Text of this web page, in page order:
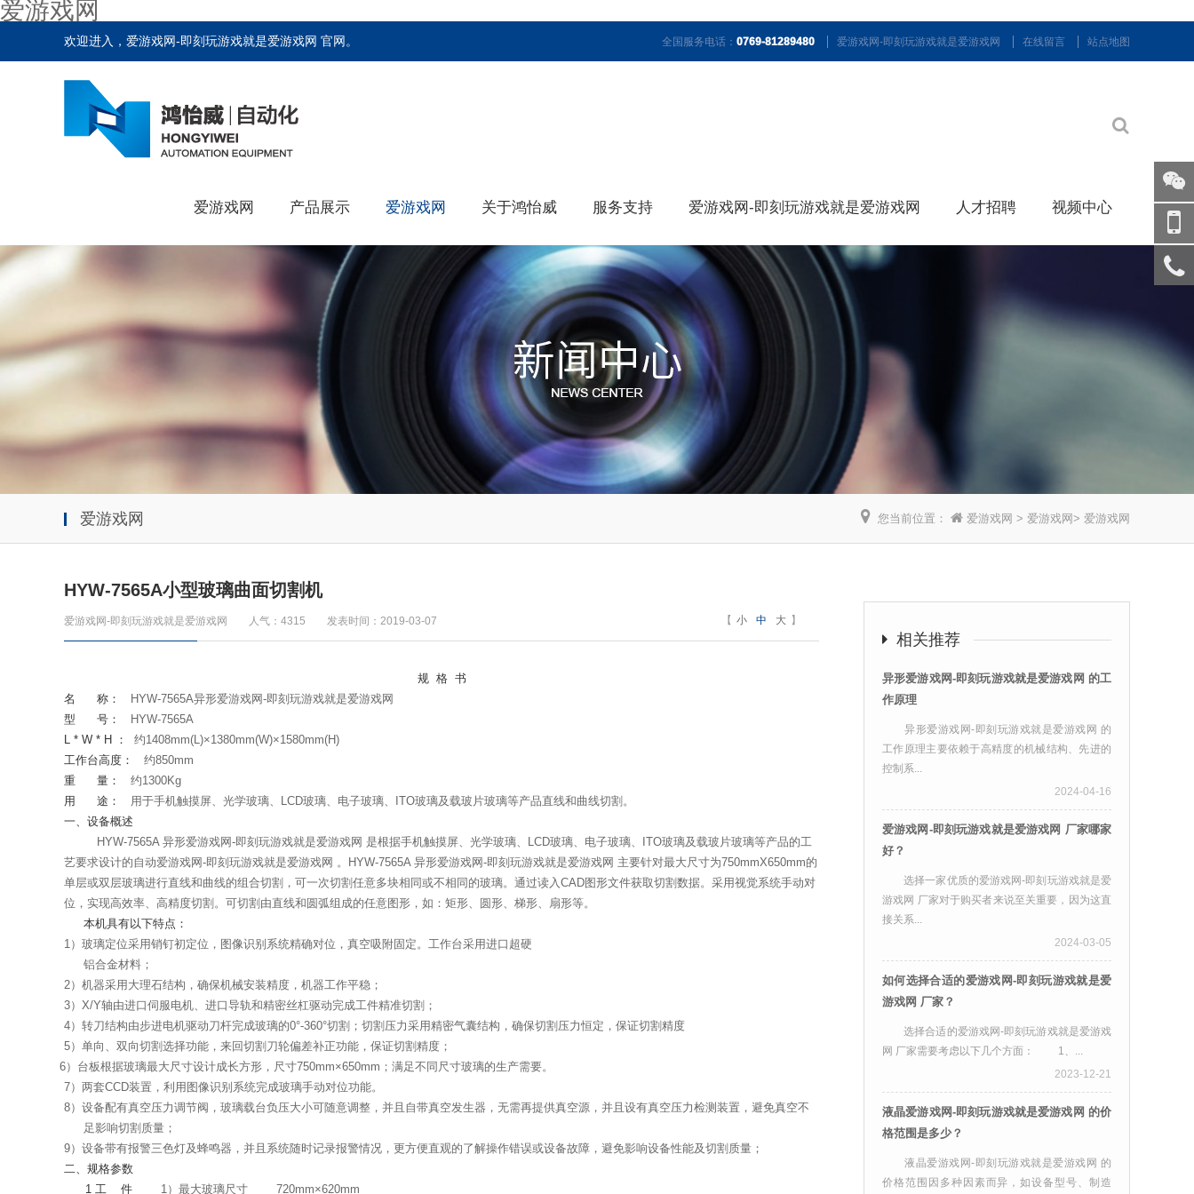
爱游戏网
欢迎进入，爱游戏网-即刻玩游戏就是爱游戏网 官网。 全国服务电话： 0769-81289480 爱游戏网-即刻玩游戏就是爱游戏网 在线留言 站点地图
爱游戏网 产品展示 爱游戏网 关于鸿怡威 服务支持 爱游戏网-即刻玩游戏就是爱游戏网 人才招聘 视频中心
爱游戏网 您当前位置： 爱游戏网 > 爱游戏网> 爱游戏网
HYW-7565A小型玻璃曲面切割机
爱游戏网-即刻玩游戏就是爱游戏网 人气：4315 发表时间：2019-03-07 【 小 中 大 】
规 格 书
名
称：
HYW-7565A异形爱游戏网-即刻玩游戏就是爱游戏网
型
号：
HYW-7565A
L * W * H
： 约1408mm(L)×1380mm(W)×1580mm(H)
工作台高度：
约850mm
重
量 ： 约1300Kg
用
途：
用于手机触摸屏、光学玻璃、LCD玻璃、电子玻璃、ITO玻璃及载玻片玻璃等产品直线和曲线切割。
一、设备概述
HYW-7565A 异形爱游戏网-即刻玩游戏就是爱游戏网 是根据手机触摸屏、光学玻璃、
LCD玻璃、电子玻璃、 ITO玻璃及载玻片玻璃等产品的工
艺要求设计的自动爱游戏网-即刻玩游戏就是爱游戏网 。HYW-7565A 异形爱游戏网-即刻玩游戏就是爱游戏网 主要针对最大尺寸为750mmX650mm的
单层或双层玻璃进行直线和曲线的组合切割，可一次切割任意多块相同或不相同的玻璃。通过读入CAD图形文件获取切割数据。采用视觉系统手动对
位，实现高效率、高精度切割。可切割由直线和圆弧组成的任意图形，如：矩形、圆形、梯形、扇形等。
本机具有以下特点：
1） 玻璃定位采用销钉初定位 ，图像识别系统精确对位，真空吸附固定。工作台采用进口超硬
铝合金材料；
2）机器采用大理石结构，确保机械安装精度，机器工作平稳；
3） X/Y轴由进口伺服电机、进口导轨和精密丝杠驱动完成工件精准切割；
4）转刀结构由步进电机驱动刀杆完成玻璃的0°-360°切割；切割压力采用精密气囊结构，确保切割压力恒定，保证切割精度
5）单向、双向切割选择功能，来回切割刀轮偏差补正功能，保证切割精度；
6）台板根据玻璃最大尺寸设计成长方形，尺寸750mm×650mm ；满足不同尺寸玻璃的生产需要。
7）两套CCD装置，利用图像识别系统完成玻璃手动对位功能。
8）设备配有真空压力调节阀，玻璃载台负压大小可随意调整，并且自带真空发生器，无需再提供真空源，并且设有真空压力检测装置，避免真空不
足影响切割质量；
9）设备带有报警三色灯及蜂鸣器，并且系统随时记录报警情况，更方便直观的了解操作错误或设备故障，避免影响设备性能及切割质量；
二、规格参数
1 工 件 1）最大玻璃尺寸 720mm×620mm
相关推荐
异形爱游戏网-即刻玩游戏就是爱游戏网 的工
作原理
异形爱游戏网-即刻玩游戏就是爱游戏网 的
工作原理主要依赖于高精度的机械结构、先进的
控制系...
2024-04-16
爱游戏网-即刻玩游戏就是爱游戏网 厂家哪家
好？
选择一家优质的爱游戏网-即刻玩游戏就是爱
游戏网 厂家对于购买者来说至关重要，因为这直
接关系...
2024-03-05
如何选择合适的爱游戏网-即刻玩游戏就是爱
游戏网 厂家？
选择合适的爱游戏网-即刻玩游戏就是爱游戏
网 厂家需要考虑以下几个方面： 1、...
2023-12-21
液晶爱游戏网-即刻玩游戏就是爱游戏网 的价
格范围是多少？
液晶爱游戏网-即刻玩游戏就是爱游戏网 的
价格范围因多种因素而异，如设备型号、制造
关注
微信
手机
访问
顶部